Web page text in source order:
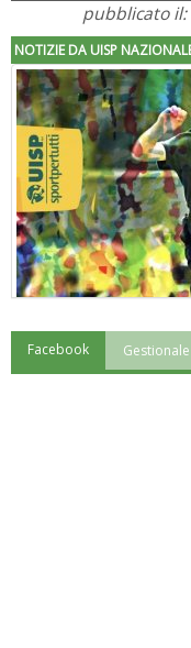
pubblicato
NOTIZIE DA UISP
"Superare gli ostacoli":
Facebook